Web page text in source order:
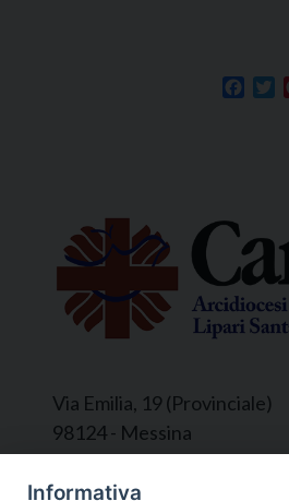
Via Emilia, 19 (Provinciale)
98124 - Messina
Segreteria e
Informativa